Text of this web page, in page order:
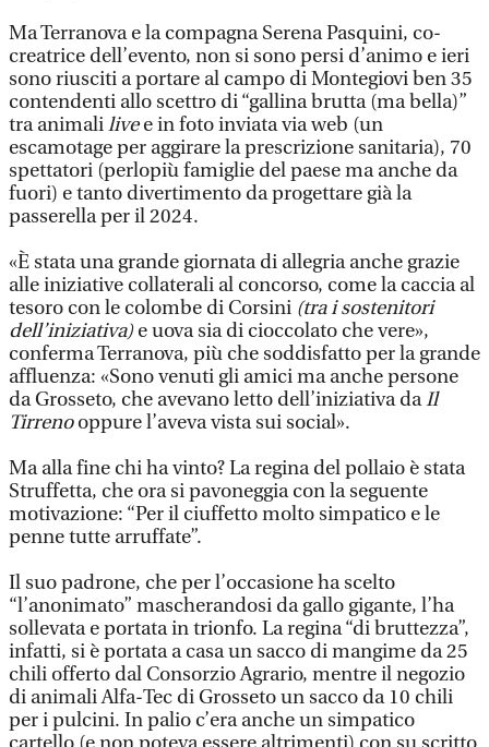
Ma Terranova e la compagna Serena Pasquini, co-
creatrice dell’evento, non si sono persi d’animo e ieri
sono riusciti a portare al campo di Montegiovi ben 35
contendenti allo scettro di “gallina brutta (ma bella)”
tra animalilivee in foto inviata via web (un
escamotage per aggirare la prescrizione sanitaria), 70
spettatori (perlopiù famiglie del paese ma anche da
fuori) e tanto divertimento da progettare già la
passerella per il 2024.
«È stata una grande giornata di allegria anche grazie
alle iniziative collaterali al concorso, come la caccia al
tesoro con le colombe di Corsini (tra i sostenitori
dell’iniziativa)e uova sia di cioccolato che vere»,
conferma Terranova, più che soddisfatto per la grande
affluenza: «Sono venuti gli amici ma anche persone
da Grosseto, che avevano letto dell’iniziativa daIl
Tirrenooppure l’aveva vista sui social».
Ma alla fine chi ha vinto? La regina del pollaio è stata
Struffetta, che ora si pavoneggia con la seguente
motivazione: “Per il ciuffetto molto simpatico e le
penne tutte arruffate”.
Il suo padrone, che per l’occasione ha scelto
“l’anonimato” mascherandosi da gallo gigante, l’ha
sollevata e portata in trionfo. La regina “di bruttezza”,
infatti, si è portata a casa un sacco di mangime da 25
chili offerto dal Consorzio Agrario, mentre il negozio
di animali Alfa-Tec di Grosseto un sacco da 10 chili
per i pulcini. In palio c’era anche un simpatico